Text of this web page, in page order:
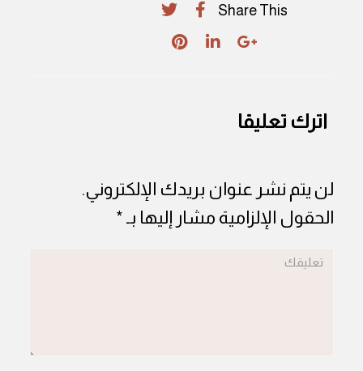
Share This
اترك تعليقا
لن يتم نشر عنوان بريدك الإلكتروني.
الحقول الإلزامية مشار إليها بـ *